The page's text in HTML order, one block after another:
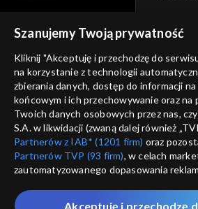
informacje o dostawcy usług
Szanujemy Twoją prywatność
Kliknij "Akceptuję i przechodzę do
na korzystanie z technologii
zbierania danych, dostęp do informacji
końcowym i ich przechowywanie oraz na
Twoich danych osobowych przez nas,
S.A. w likwidacji (zwaną dalej również
Partnerów z IAB* (1201 firm) oraz
Partnerów TVP (93 firm), w celach
zautomatyzowanego dopasowania
które wskazujemy poniżej, a także zgody
Akceptuję i przechodzę